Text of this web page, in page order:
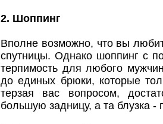
2. Шоппинг
Вполне возможно, что вы
спутницы. Однако шоппинг с
терпимость для любого
до единых брюки, которые
терзая вас вопросом,
большую задницу, а та блузка -